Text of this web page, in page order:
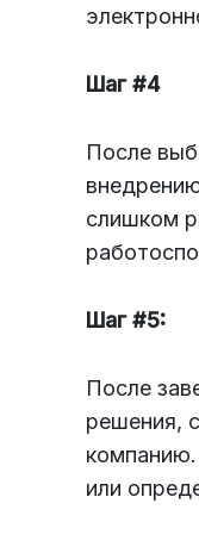
Шаг #4
После
слишком
Шаг #5:
После
решения,
компанию.
или